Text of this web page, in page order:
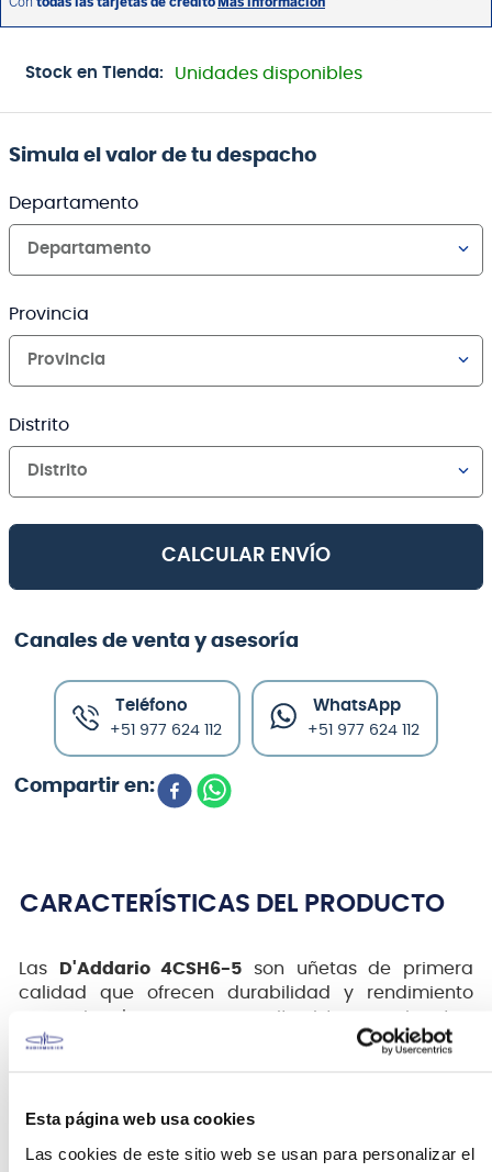
Esta página web usa cookies
Las cookies de este sitio web se usan para personalizar el
Stock en Tienda: Unidades disponibles
Simula el valor de tu despacho
Departamento
Departamento
Provincia
Provincia
Distrito
Distrito
CALCULAR ENVÍO
Canales de venta y asesoría
Teléfono
+51 977 624 112
WhatsApp
+51 977 624 112
CARACTERÍSTICAS DEL PRODUCTO
Las D'Addario 4CSH6-5 son uñetas de primera
calidad que ofrecen durabilidad y rendimiento
excepcionales para guitarristas exigentes.
Pertenece a la serie DuraGrip de D'Addario,
interpretación.
Este paquete incluye cinco uñetas, asegurando que